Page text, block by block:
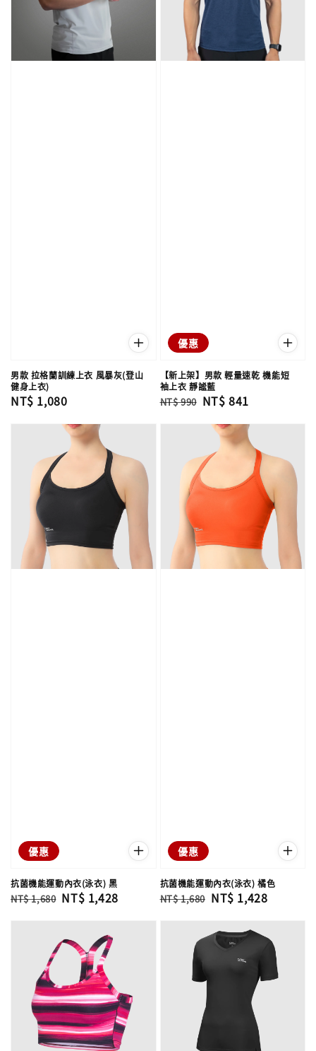
男款 拉格蘭訓練上衣 風暴灰(登山
健身上衣)
Regular
NT$ 1,080
優惠
【新上架】男款 輕量速乾 機能短
袖上衣 靜謐藍
Regular
NT$ 990 Sale
NT$ 841
優惠
抗菌機能運動內衣(泳衣) 黑
Regular
NT$ 1,680 Sale
NT$ 1,428
優惠
抗菌機能運動內衣(泳衣) 橘色
Regular
NT$ 1,680 Sale
NT$ 1,428